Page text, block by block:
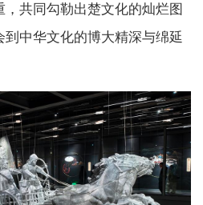
共同勾勒出楚文化的灿烂图
中华文化的博大精深与绵延